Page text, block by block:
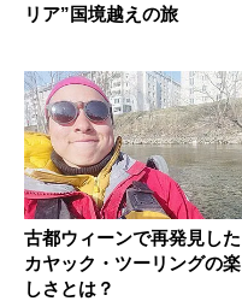
リア”国境越えの旅
古都ウィーンで再発見した
カヤック・ツーリングの楽
しさとは？